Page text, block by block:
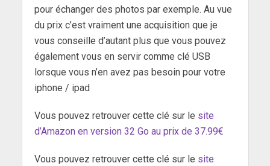
pour échanger des photos par exemple. Au vue
du prix c’est vraiment une acquisition que je
vous conseille d’autant plus que vous pouvez
également vous en servir comme clé USB
lorsque vous n’en avez pas besoin pour votre
iphone / ipad
Vous pouvez retrouver cette clé sur le site
d’Amazon en version 32 Go au prix de 37.99€
Vous pouvez retrouver cette clé sur le site